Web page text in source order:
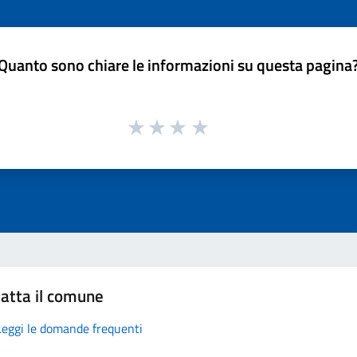
sono chiare le informazioni su questa
il comune
le domande frequenti